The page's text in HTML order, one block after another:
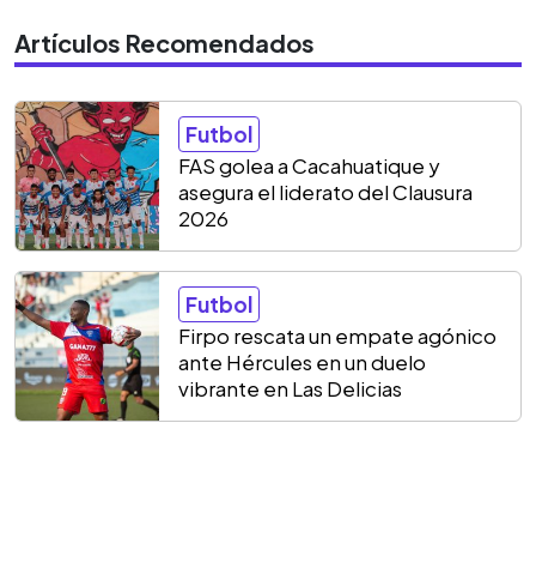
Artículos Recomendados
Futbol
FAS golea a Cacahuatique y
asegura el liderato del Clausura
2026
Futbol
Firpo rescata un empate agónico
ante Hércules en un duelo
vibrante en Las Delicias